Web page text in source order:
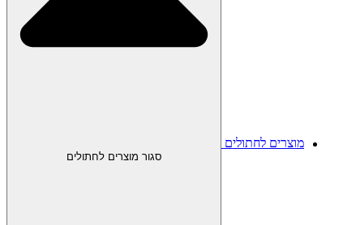
מוצרים לחתולים
סגור מוצרים לחתולים